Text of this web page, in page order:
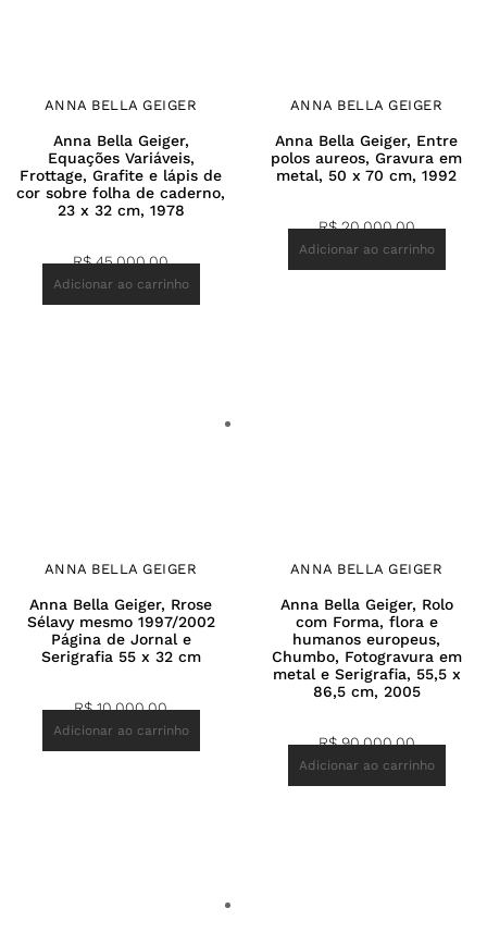
ANNA BELLA GEIGER
Anna Bella Geiger,
Equações Variáveis,
Frottage, Grafite e lápis de
cor sobre folha de caderno,
23 x 32 cm, 1978
R$45.000,00
Adicionar ao carrinho
ANNA BELLA GEIGER
Anna Bella Geiger, Entre
polos aureos, Gravura em
metal, 50 x 70 cm, 1992
R$20.000,00
Adicionar ao carrinho
ANNA BELLA GEIGER
Anna Bella Geiger, Rrose
Sélavy mesmo 1997/2002
Página de Jornal e
Serigrafia 55 x 32 cm
R$10.000,00
Adicionar ao carrinho
ANNA BELLA GEIGER
Anna Bella Geiger, Rolo
com Forma, flora e
humanos europeus,
Chumbo, Fotogravura em
metal e Serigrafia, 55,5 x
86,5 cm, 2005
R$90.000,00
Adicionar ao carrinho